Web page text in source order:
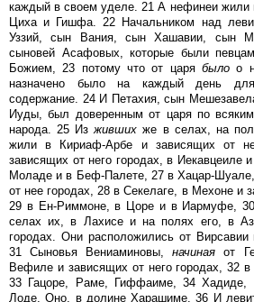
каждый в своем уделе. 21 А нефинеи
Циха и Гишфа. 22 Начальником над
Уззий, сын Вания, сын Хашавии, сын
сыновей Асафовых, которые были
Божием, 23 потому что от царя было о
назначено было на каждый день для
содержание. 24 И Петахия, сын
Иуды, был доверенным от царя по
народа. 25 Из живших же в селах, на
жили в Кириаф-Арбе и зависящих от
зависящих от него городах, в Иекавцеиле
Моладе и в Беф-Палете, 27 в Хацар-
от нее городах, 28 в Секелаге, в Мехоне и
29 в Ен-Риммоне, в Цоре и в Иармуфе,
селах их, в Лахисе и на полях его, в
городах. Они расположились от
31 Сыновья Вениаминовы, начиная от
Вефиле и зависящих от него городах, 32
33 Гацоре, Раме, Гиффаиме, 34 Хадиде,
Лоде, Оно, в долине Харашиме. 36 И